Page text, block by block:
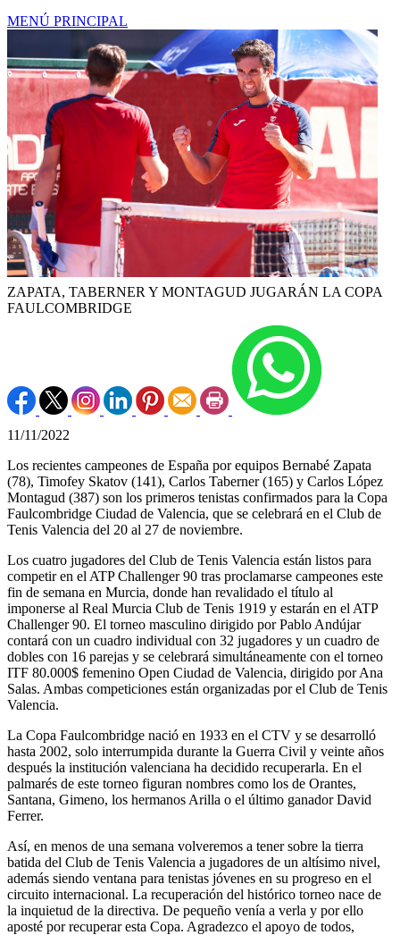
MENÚ PRINCIPAL
ZAPATA, TABERNER Y MONTAGUD JUGARÁN LA COPA
FAULCOMBRIDGE
11/11/2022
Los recientes campeones de España por equipos Bernabé Zapata
(78), Timofey Skatov (141), Carlos Taberner (165) y Carlos López
Montagud (387) son los primeros tenistas confirmados para la Copa
Faulcombridge Ciudad de Valencia, que se celebrará en el Club de
Tenis Valencia del 20 al 27 de noviembre.
Los cuatro jugadores del Club de Tenis Valencia están listos para
competir en el ATP Challenger 90 tras proclamarse campeones este
fin de semana en Murcia, donde han revalidado el título al
imponerse al Real Murcia Club de Tenis 1919 y estarán en el ATP
Challenger 90. El torneo masculino dirigido por Pablo Andújar
contará con un cuadro individual con 32 jugadores y un cuadro de
dobles con 16 parejas y se celebrará simultáneamente con el torneo
ITF 80.000$ femenino Open Ciudad de Valencia, dirigido por Ana
Salas. Ambas competiciones están organizadas por el Club de Tenis
Valencia.
La Copa Faulcombridge nació en 1933 en el CTV y se desarrolló
hasta 2002, solo interrumpida durante la Guerra Civil y veinte años
después la institución valenciana ha decidido recuperarla. En el
palmarés de este torneo figuran nombres como los de Orantes,
Santana, Gimeno, los hermanos Arilla o el último ganador David
Ferrer.
Así, en menos de una semana volveremos a tener sobre la tierra
batida del Club de Tenis Valencia a jugadores de un altísimo nivel,
además siendo ventana para tenistas jóvenes en su progreso en el
circuito internacional. La recuperación del histórico torneo nace de
la inquietud de la directiva. De pequeño venía a verla y por ello
aposté por recuperar esta Copa. Agradezco el apoyo de todos,